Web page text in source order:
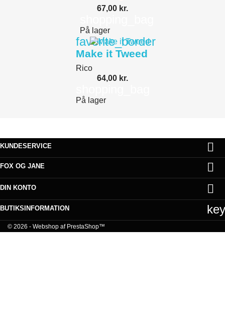
67,00 kr.
På lager
favorite_border
Make it Tweed
Rico
64,00 kr.
På lager
KUNDESERVICE 
FOX OG JANE 
DIN KONTO 
BUTIKSINFORMATION
© 2026 - Webshop af PrestaShop™